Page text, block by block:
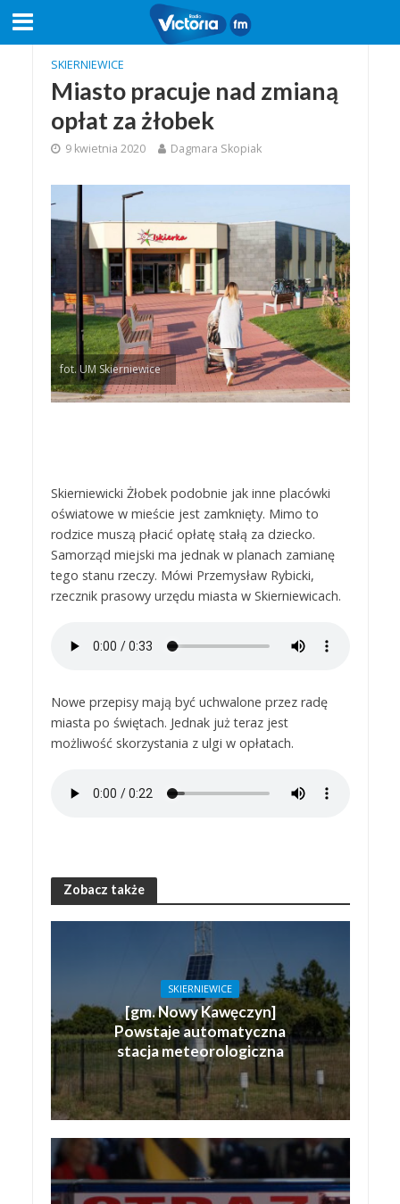
SKIERNIEWICE
Miasto pracuje nad zmianą
opłat za żłobek
9 kwietnia 2020 Dagmara Skopiak
fot. UM Skierniewice
Skierniewicki Żłobek podobnie jak inne placówki
oświatowe w mieście jest zamknięty. Mimo to
rodzice muszą płacić opłatę stałą za dziecko.
Samorząd miejski ma jednak w planach zamianę
tego stanu rzeczy. Mówi Przemysław Rybicki,
rzecznik prasowy urzędu miasta w Skierniewicach.
Nowe przepisy mają być uchwalone przez radę
miasta po świętach. Jednak już teraz jest
możliwość skorzystania z ulgi w opłatach.
Zobacz także
SKIERNIEWICE
[gm. Nowy Kawęczyn]
Powstaje automatyczna
stacja meteorologiczna